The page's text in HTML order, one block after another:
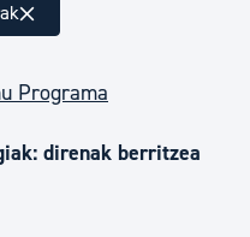
Programa
direnak berritzea